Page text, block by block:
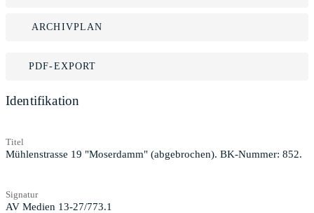
ARCHIVPLAN
PDF-EXPORT
Identifikation
Titel
Mühlenstrasse 19 "Moserdamm" (abgebrochen). BK-Nummer: 852.
Signatur
AV Medien 13-27/773.1